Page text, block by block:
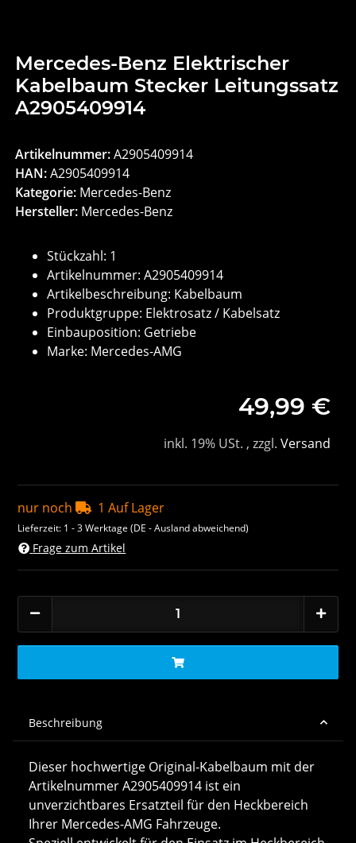
Mercedes-Benz Elektrischer
Kabelbaum Stecker Leitungssatz
A2905409914
Artikelnummer:A2905409914
HAN:A2905409914
Kategorie: Mercedes-Benz
Hersteller: Mercedes-Benz
Stückzahl: 1
Artikelnummer: A2905409914
Artikelbeschreibung: Kabelbaum
Produktgruppe: Elektrosatz / Kabelsatz
Einbauposition: Getriebe
Marke: Mercedes-AMG
49,99 €
inkl. 19% USt. , zzgl. Versand
nur noch 1 Auf Lager
Lieferzeit: 1 - 3 Werktage(DE - Ausland abweichend)
Frage zum Artikel
Beschreibung
Dieser hochwertige Original-Kabelbaum mit der
Artikelnummer A2905409914 ist ein
unverzichtbares Ersatzteil für den Heckbereich
Ihrer Mercedes-AMG Fahrzeuge.